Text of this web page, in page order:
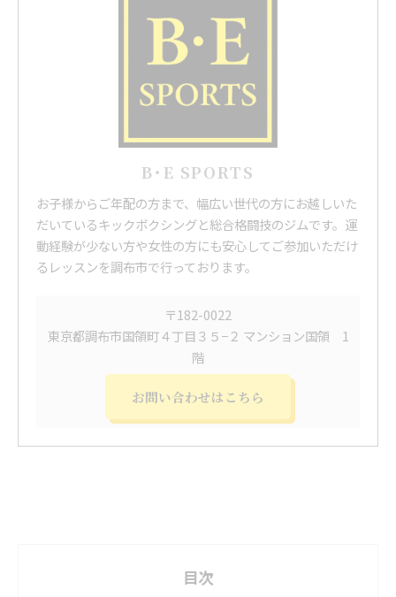
B･E SPORTS
お子様からご年配の方まで、幅広い世代の方にお越しいた
だいているキックボクシングと総合格闘技のジムです。運
動経験が少ない方や女性の方にも安心してご参加いただけ
るレッスンを調布市で行っております。
〒182-0022
東京都調布市国領町４丁目３５−２ マンション国領 1
階
お問い合わせはこちら
目次